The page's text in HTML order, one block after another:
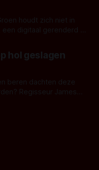
houdt zich niet in
digitaal gerenderd en
onheilspellends,
Groen met ieder woord
hol geslagen
beren dachten deze
Regisseur James